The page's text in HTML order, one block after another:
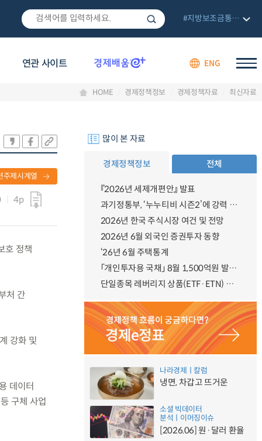
연관 사이트 ENG
#지방보조금통합관리망
HOME 경제정책정보 경제정책자료 최신자료
4p
주제시계열
호 정책
처 간
강화 및
데이터
구체 사업
많이 본 자료
경제정책정보 전체
『2026년 세제개편안』 발표
과기정통부, ‘누누티비 시즌2’에 강력 대응 의지 밝혀
2026년 한국 주식시장 여건 및 전망
2026년 6월 외국인 증권투자 동향
‘26년 6월 주택통계
「개인투자용 국채」 8월 1,500억원 발행 예정
단일종목 레버리지 상품(ETF·ETN) 기본예탁금 강화 조기시행 방안 안내
나라경제ㅣ칼럼
냉면, 차갑고 뜨거운
소셜 빅데이터
분석ㅣ이머징이슈
[2026.06] 원·달러 환율